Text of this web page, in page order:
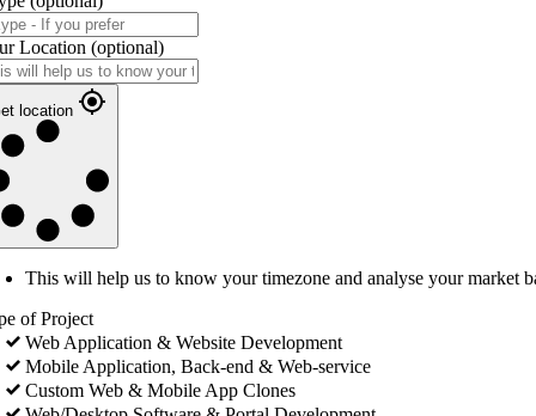
Location (optional)
location
This will help us to know your timezone and analyse your market
of Project
Web Application & Website Development
Mobile Application, Back-end & Web-service
Custom Web & Mobile App Clones